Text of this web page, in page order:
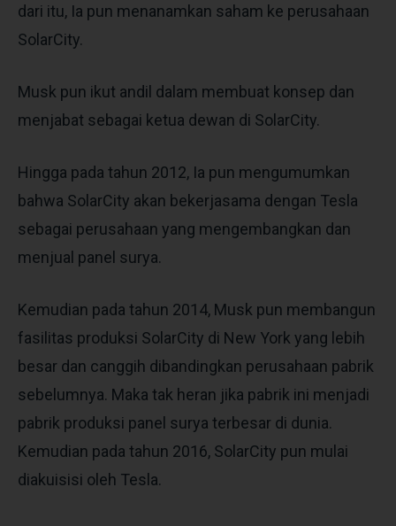
dari itu, Ia pun menanamkan saham ke perusahaan
SolarCity.
Musk pun ikut andil dalam membuat konsep dan
menjabat sebagai ketua dewan di SolarCity.
Hingga pada tahun 2012, Ia pun mengumumkan
bahwa SolarCity akan bekerjasama dengan Tesla
sebagai perusahaan yang mengembangkan dan
menjual panel surya.
Kemudian pada tahun 2014, Musk pun membangun
fasilitas produksi SolarCity di New York yang lebih
besar dan canggih dibandingkan perusahaan pabrik
sebelumnya. Maka tak heran jika pabrik ini menjadi
pabrik produksi panel surya terbesar di dunia.
Kemudian pada tahun 2016, SolarCity pun mulai
diakuisisi oleh Tesla.